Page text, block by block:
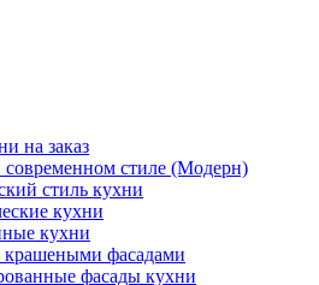
на заказ
стиле (Модерн)
стиль кухни
кухни
кухни
крашеными фасадами
фасады кухни